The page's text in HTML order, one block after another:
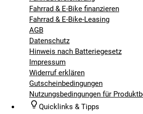
Fahrrad & E-Bike finanzieren
Fahrrad & E-Bike-Leasing
AGB
Datenschutz
Hinweis nach Batteriegesetz
Impressum
Widerruf erklären
Gutscheinbedingungen
Nutzungsbedingungen für
Quicklinks & Tipps